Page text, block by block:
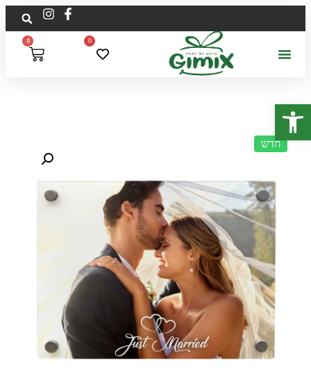
פתח סרגל נגישות
0
0
חדש